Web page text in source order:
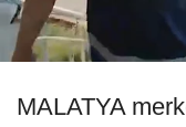
MALATYA